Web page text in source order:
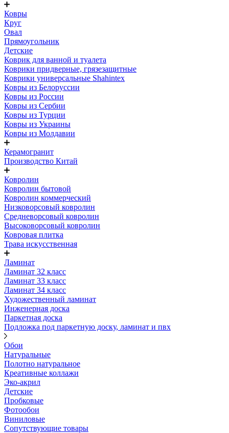
Ковры
Круг
Овал
Прямоугольник
Детские
Коврик для ванной и туалета
Коврики придверные, грязезащитные
Коврики универсальные Shahintex
Ковры из Белоруссии
Ковры из России
Ковры из Сербии
Ковры из Турции
Ковры из Украины
Ковры из Молдавии
Керамогранит
Производство Китай
Ковролин
Ковролин бытовой
Ковролин коммерческий
Низковорсовый ковролин
Средневорсовый ковролин
Высоковорсовый ковролин
Ковровая плитка
Трава искусственная
Ламинат
Ламинат 32 класс
Ламинат 33 класс
Ламинат 34 класс
Художественный ламинат
Инженерная доска
Паркетная доска
Подложка под паркетную доску, ламинат и пвх
Обои
Натуральные
Полотно натуральное
Креативные коллажи
Эко-акрил
Детские
Пробковые
Фотообои
Виниловые
Сопутствующие товары